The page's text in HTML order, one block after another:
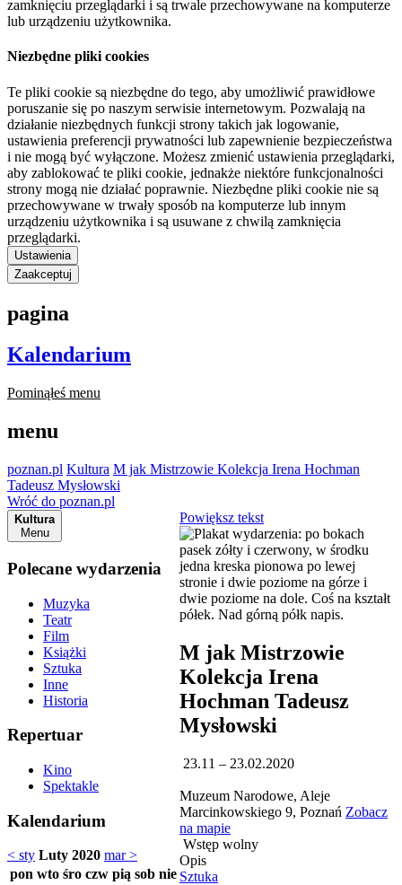
zamknięciu przeglądarki i są trwale przechowywane na komputerze
lub urządzeniu użytkownika.
Niezbędne pliki cookies
Te pliki cookie są niezbędne do tego, aby umożliwić prawidłowe
poruszanie się po naszym serwisie internetowym. Pozwalają na
działanie niezbędnych funkcji strony takich jak logowanie,
ustawienia preferencji prywatności lub zapewnienie bezpieczeństwa
i nie mogą być wyłączone. Możesz zmienić ustawienia przeglądarki,
aby zablokować te pliki cookie, jednakże niektóre funkcjonalności
strony mogą nie działać poprawnie. Niezbędne pliki cookie nie są
przechowywane w trwały sposób na komputerze lub innym
urządzeniu użytkownika i są usuwane z chwilą zamknięcia
przeglądarki.
Ustawienia
Zaakceptuj
pagina
Kalendarium
Pominąłeś menu
menu
poznan.pl Kultura M jak Mistrzowie Kolekcja Irena Hochman
Tadeusz Mysłowski
Wróć do poznan.pl
Kultura
Menu
Polecane wydarzenia
Muzyka
Teatr
Film
Książki
Sztuka
Inne
Historia
Repertuar
Kino
Spektakle
Kalendarium
< sty Luty 2020 mar >
pon wto śro czw pią sob nie
Powiększ tekst
M jak Mistrzowie
Kolekcja Irena
Hochman Tadeusz
Mysłowski
23.11 – 23.02.2020
Muzeum Narodowe, Aleje
Marcinkowskiego 9, Poznań Zobacz
na mapie
Wstęp wolny
Opis
Sztuka